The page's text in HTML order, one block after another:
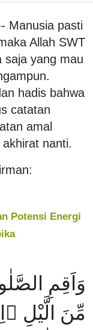
Manusia pasti
Allah SWT
saja yang mau
hadis bahwa
catatan
amal
nanti.
Potensi Energi
وَاَقِمِ
مِّنَ الَّيْلِ